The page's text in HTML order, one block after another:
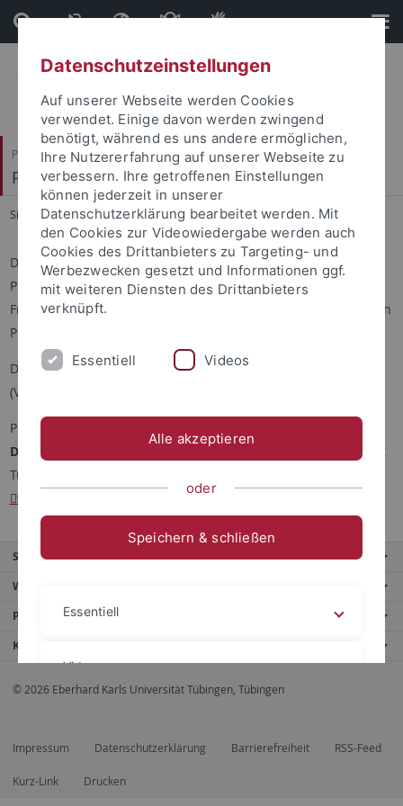
Direkt
zum
Inhalt
Direkt
zur
Fußleiste
Philosophische Fakultät
Philologisches Seminar
Sie sind hier: Startseite ... Didaskalika
Die im Jahr 2018 in Tübingen begründete Reihe soll
Publikationen umfassen, die sich mit fachdidaktischen
Fragestellungen im weitesten Sinne im Bereich der klassischen
Philologie befassen.
Die Reihe erscheint im Kartoffeldruck-Verlag in Speyer
(Verlagskatalog:
Publikationsanfragen und Manuskripteinreichungen bitte an
Dr. Wolfgang Polleichtne
r, Philologisches Seminar, Universität
Tübingen, Wilhelmstr. 36, 72074 Tübingen,
wolfgang.polleichtner
@philologie.uni-tuebingen.de
Service
Weitere Angebote
Portale
Kontaktinfo
© 2026 Eberhard Karls Universität Tübingen, Tübingen
Impressum Datenschutzerklärung Barrierefreiheit RSS-Feed
Kurz-Link Drucken
Datenschutzeinstellungen
Auf unserer Webseite werden Cookies
verwendet. Einige davon werden zwingend
benötigt, während es uns andere ermöglichen,
Ihre Nutzererfahrung auf unserer Webseite zu
verbessern. Ihre getroffenen Einstellungen
können jederzeit in unserer
Datenschutzerklärung bearbeitet werden. Mit
den Cookies zur Videowiedergabe werden auch
Cookies des Drittanbieters zu Targeting- und
Werbezwecken gesetzt und Informationen ggf.
mit weiteren Diensten des Drittanbieters
verknüpft.
Essentiell Videos
Alle akzeptieren
oder
Speichern & schließen
Essentiell
Videos